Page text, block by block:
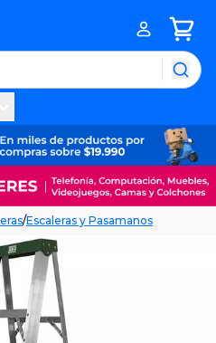
/Escaleras y Pasamanos